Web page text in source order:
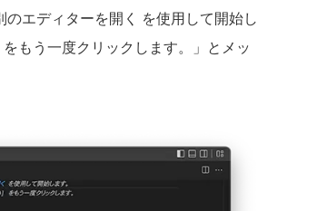
エディターを開く を使用して開始し
もう一度クリックします。」とメッ